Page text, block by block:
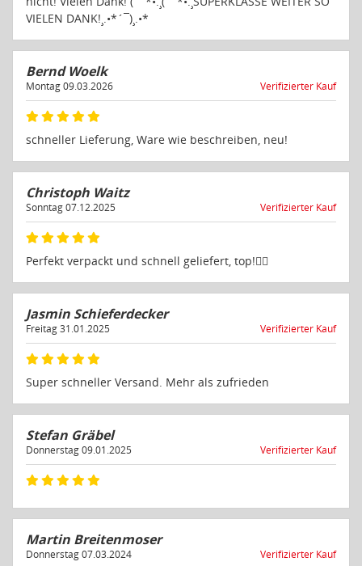
Schweden
Slowenien
Spanien
Tschechien
Ungarn
Zypern
VIELEN DANK!¸.•*´¯)¸.•*
Bernd Woelk
Montag 09.03.2026 Verifizierter Kauf
schneller Lieferung, Ware wie beschreiben, neu!
Christoph Waitz
Sonntag 07.12.2025 Verifizierter Kauf
Perfekt verpackt und schnell geliefert, top!👍🏼
Jasmin Schieferdecker
Freitag 31.01.2025 Verifizierter Kauf
Super schneller Versand. Mehr als zufrieden
Stefan Gräbel
Donnerstag 09.01.2025 Verifizierter Kauf
Martin Breitenmoser
Donnerstag 07.03.2024 Verifizierter Kauf